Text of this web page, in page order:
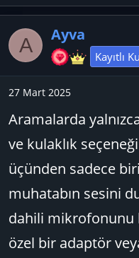
k
eA Ayva
Kayıtlı
27 Mart 2025
Aramalarda
ve kulaklık
üçünden sadece
muhatabın sesini
dahili mikrofonunu
özel bir adaptör